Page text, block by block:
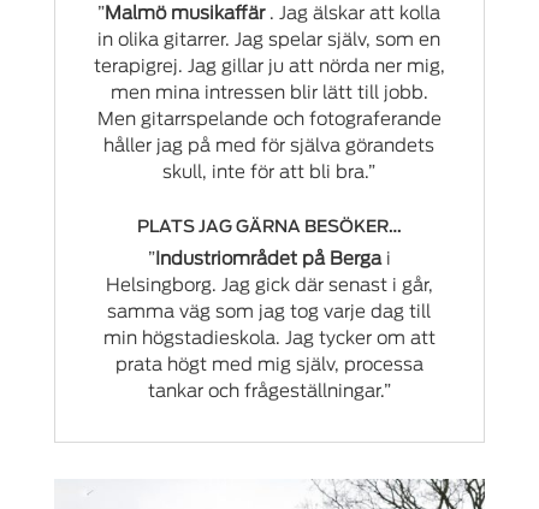
” Malmö musikaffär. Jag älskar att kolla
in olika gitarrer. Jag spelar själv, som en
terapigrej. Jag gillar ju att nörda ner mig,
men mina intressen blir lätt till jobb.
Men gitarrspelande och fotograferande
håller jag på med för själva görandets
skull, inte för att bli bra.”
PLATS JAG GÄRNA BESÖKER…
”Industriområdet på Bergai
Helsingborg. Jag gick där senast i går,
samma väg som jag tog varje dag till
min högstadieskola. Jag tycker om att
prata högt med mig själv, processa
tankar och frågeställningar.”